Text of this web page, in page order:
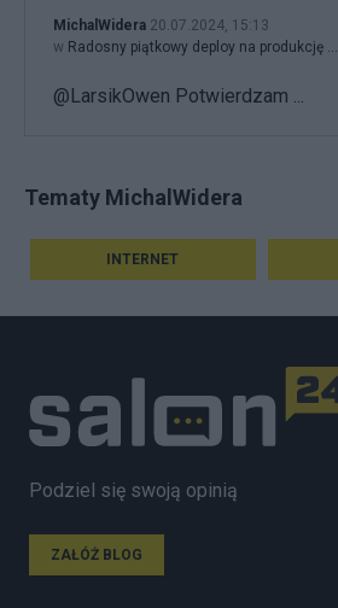
MichalWidera 20.07.2024, 15:13
w Radosny piątkowy deploy na produkcję ...
@LarsikOwen Potwierdzam ...
Tematy MichalWidera
INTERNET
Podziel się swoją opinią
ZAŁÓŻ BLOG